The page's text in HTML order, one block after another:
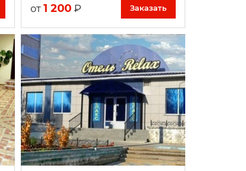
от1 200 ₽ Заказать